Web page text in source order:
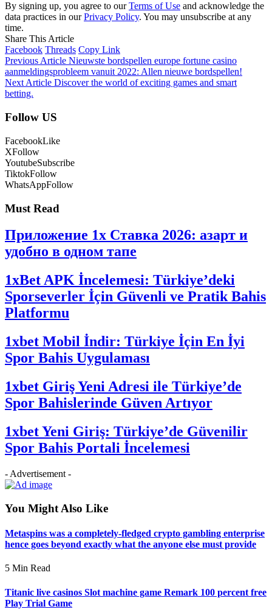
By signing up, you agree to ourTerms of Use and acknowledge the
data practices in ourPrivacy Policy. You may unsubscribe at any
time.
Share This Article
Facebook Threads Copy Link
Previous Article Nieuwste bordspellen europe fortune casino
aanmeldingsprobleem vanuit 2022: Allen nieuwe bordspellen!
Next Article Discover the world of exciting games and smart
betting.
Follow US
FacebookLike
XFollow
YoutubeSubscribe
TiktokFollow
WhatsAppFollow
Must Read
Приложение 1x Ставка 2026: азарт и
удобно в одном тапе
1xBet APK İncelemesi: Türkiye’deki
Sporseverler İçin Güvenli ve Pratik Bahis
Platformu
1xbet Mobil İndir: Türkiye İçin En İyi
Spor Bahis Uygulaması
1xbet Giriş Yeni Adresi ile Türkiye’de
Spor Bahislerinde Güven Artıyor
1xbet Yeni Giriş: Türkiye’de Güvenilir
Spor Bahis Portali İncelemesi
- Advertisement -
You Might Also Like
Metaspins was a completely-fledged crypto gambling enterprise
hence goes beyond exactly what the anyone else must provide
5 Min Read
Titanic live casinos Slot machine game Remark 100 percent free
Play Trial Game